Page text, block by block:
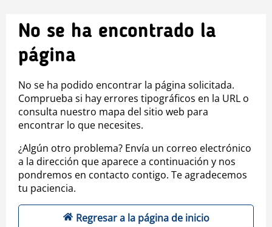
No se ha encontrado la
página
No se ha podido encontrar la página solicitada.
Comprueba si hay errores tipográficos en la URL o
consulta nuestro mapa del sitio web para
encontrar lo que necesites.
¿Algún otro problema? Envía un correo electrónico
a la dirección que aparece a continuación y nos
pondremos en contacto contigo. Te agradecemos
tu paciencia.
Regresar a la página de inicio